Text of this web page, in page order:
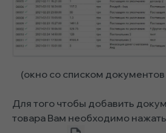
(окно со списком
Для того чтобы добавить
товара Вам необходимо